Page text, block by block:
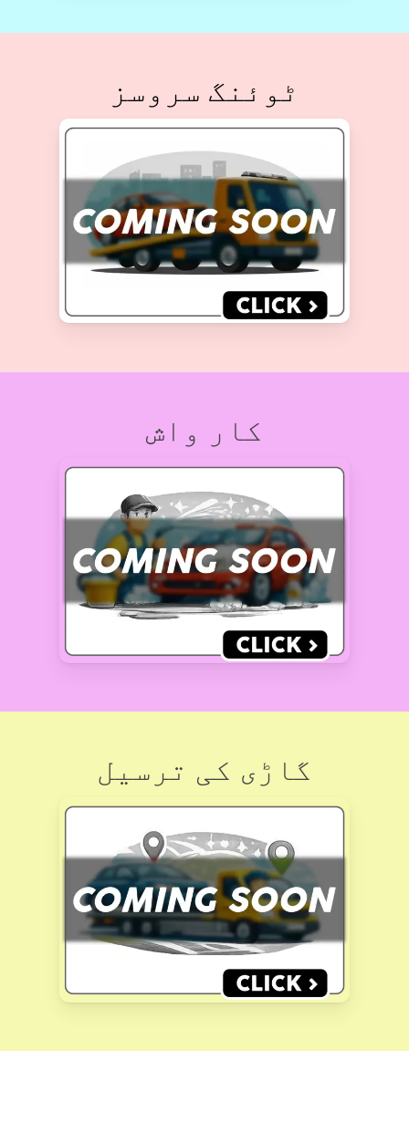
ٹوئنگ سروسز
کار واش
گاڑی کی ترسیل